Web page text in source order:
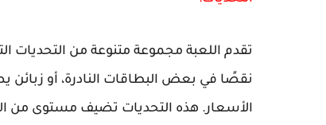
تقدم اللعبة مجموعة متنوعة من التحديات
نقصًا في بعض البطاقات النادرة، أو
الأسعار. هذه التحديات تضيف مستوى من